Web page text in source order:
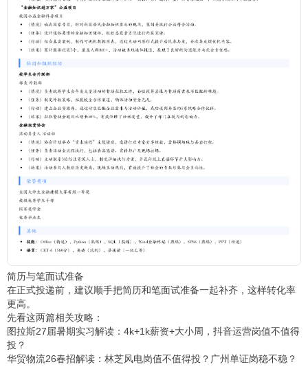
简历与笔面试准备
在正式投递前，建议顺手把简历和笔面试准备一起补齐，这样转化率
更高。
先看这两篇相关攻略：
图拉斯27届暑期实习解读：4k+1k薪资+大小周，抖音运营岗值不值得
投？
华贸物流26春招解读：林芝风电岗值不值得投？广州单证岗稳不稳？